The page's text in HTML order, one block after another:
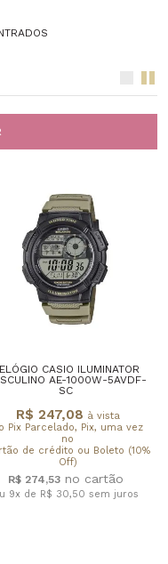
CASIO ILUMINATOR
AE-1000W-5AVDF-
SC
R$ 247,08 à vista
Pix Parcelado, Pix, uma vez
no
de crédito ou Boleto (10%
Off)
R$ 274,53
9x de R$ 30,50 sem juros